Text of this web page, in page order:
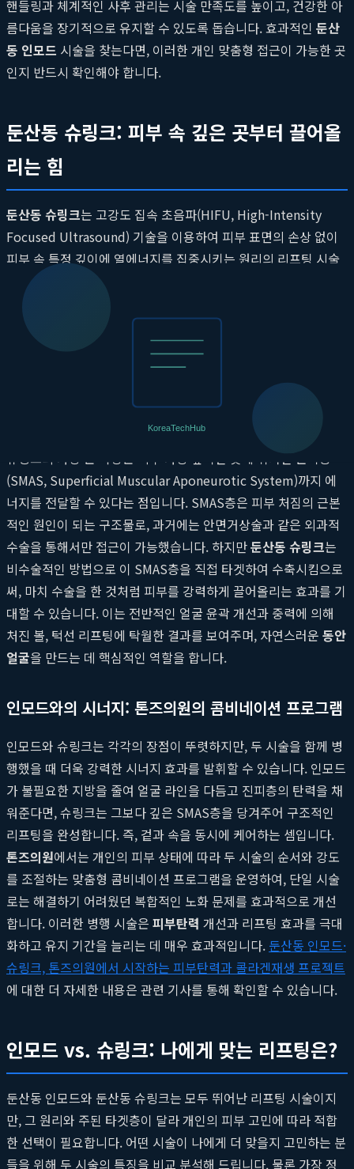
핸들링과 체계적인 사후 관리는 시술 만족도를 높이고, 건강한 아
름다움을 장기적으로 유지할 수 있도록 돕습니다. 효과적인 둔산
동 인모드 시술을 찾는다면, 이러한 개인 맞춤형 접근이 가능한 곳
인지 반드시 확인해야 합니다.
둔산동 슈링크: 피부 속 깊은 곳부터 끌어올
리는 힘
둔산동 슈링크는 고강도 집속 초음파(HIFU, High-Intensity
Focused Ultrasound) 기술을 이용하여 피부 표면의 손상 없이
피부 속 특정 깊이에 열에너지를 집중시키는 원리의 리프팅 시술
입니다. 돋보기로 햇빛을 모아 종이를 태우는 것처럼, 초음파 에너
지를 피부 속 1.5mm, 3.0mm, 4.5mm 깊이에 정밀하게 집속시
켜 열 응고점(Thermal Coagulation Point)을 형성합니다. 이 열
응고점을 중심으로 조직이 수축하고, 강력한 재생 반응이 일어나
면서 새로운 콜라겐과 엘라스틴이 생성됩니다.
슈링크 리프팅의 핵심 기술: SMAS층 타겟팅
슈링크의 가장 큰 특징은 피부 가장 깊숙한 곳에 위치한 근막층
(SMAS, Superficial Muscular Aponeurotic System)까지 에
너지를 전달할 수 있다는 점입니다. SMAS층은 피부 처짐의 근본
적인 원인이 되는 구조물로, 과거에는 안면거상술과 같은 외과적
수술을 통해서만 접근이 가능했습니다. 하지만둔산동 슈링크는
비수술적인 방법으로 이 SMAS층을 직접 타겟하여 수축시킴으로
써, 마치 수술을 한 것처럼 피부를 강력하게 끌어올리는 효과를 기
대할 수 있습니다. 이는 전반적인 얼굴 윤곽 개선과 중력에 의해
처진 볼, 턱선 리프팅에 탁월한 결과를 보여주며, 자연스러운 동안
얼굴을 만드는 데 핵심적인 역할을 합니다.
인모드와의 시너지: 톤즈의원의 콤비네이션 프로그램
인모드와 슈링크는 각각의 장점이 뚜렷하지만, 두 시술을 함께 병
행했을 때 더욱 강력한 시너지 효과를 발휘할 수 있습니다. 인모드
가 불필요한 지방을 줄여 얼굴 라인을 다듬고 진피층의 탄력을 채
워준다면, 슈링크는 그보다 깊은 SMAS층을 당겨주어 구조적인
리프팅을 완성합니다. 즉, 겉과 속을 동시에 케어하는 셈입니다.
톤즈의원에서는 개인의 피부 상태에 따라 두 시술의 순서와 강도
를 조절하는 맞춤형 콤비네이션 프로그램을 운영하여, 단일 시술
로는 해결하기 어려웠던 복합적인 노화 문제를 효과적으로 개선
합니다. 이러한 병행 시술은 피부탄력 개선과 리프팅 효과를 극대
화하고 유지 기간을 늘리는 데 매우 효과적입니다. 둔산동 인모드·
슈링크, 톤즈의원에서 시작하는 피부탄력과 콜라겐재생 프로젝트
에 대한 더 자세한 내용은 관련 기사를 통해 확인할 수 있습니다.
인모드 vs. 슈링크: 나에게 맞는 리프팅은?
둔산동 인모드와 둔산동 슈링크는 모두 뛰어난 리프팅 시술이지
만, 그 원리와 주된 타겟층이 달라 개인의 피부 고민에 따라 적합
한 선택이 필요합니다. 어떤 시술이 나에게 더 맞을지 고민하는 분
들을 위해 두 시술의 특징을 비교 분석해 드립니다. 물론 가장 정